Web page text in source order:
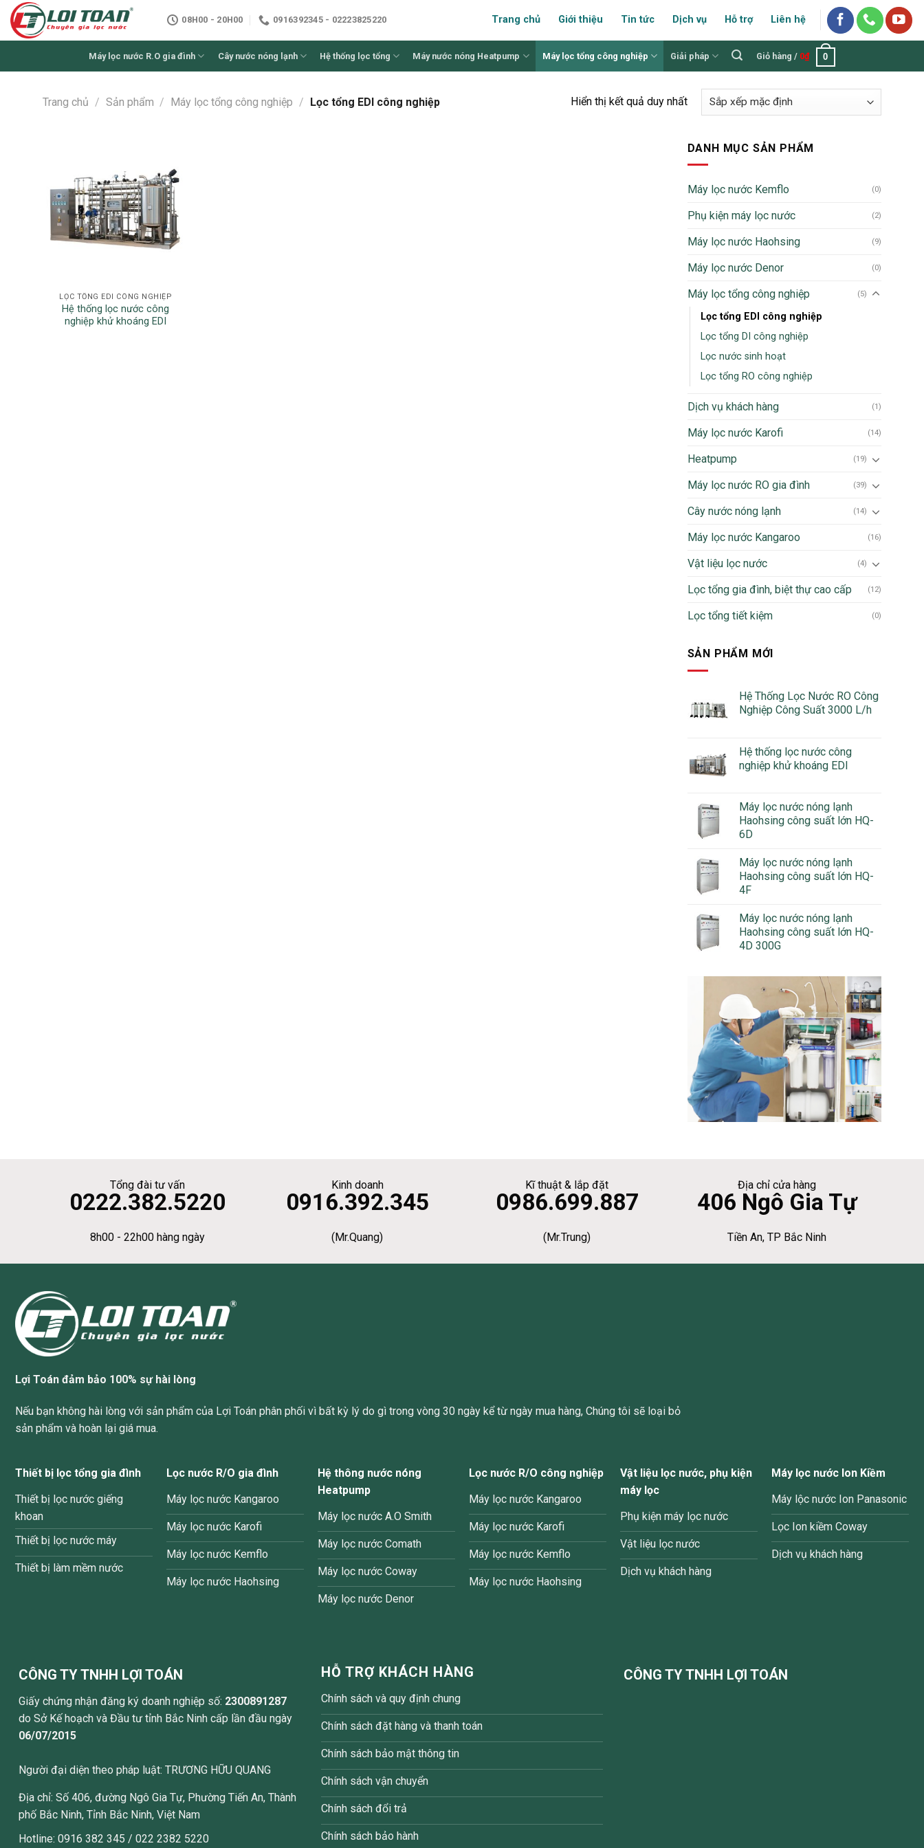
Skip
content
08H00 - 20H00 0916392345 - 02223825220 Trang chủ Giới thiệu Tin tức Dịch vụ Hỗ trợ Liên hệ
Máy lọc nước R.O gia đình Cây nước nóng lạnh Hệ thống lọc tổng Máy nước nóng Heatpump Máy lọc tổng công nghiệp Giải pháp Giỏ hàng / 0₫ 0
Trang chủ / Sản phẩm / Máy lọc tổng công nghiệp / Lọc tổng EDI công nghiệp Hiển thị kết quả duy nhất
LỌC TỔNG EDI CÔNG NGHIỆP
Hệ thống lọc nước công
nghiệp khử khoáng EDI
DANH MỤC SẢN PHẨM
Máy lọc nước Kemflo (0)
Phụ kiện máy lọc nước (2)
Máy lọc nước Haohsing (9)
Máy lọc nước Denor (0)
Máy lọc tổng công nghiệp (5)
Lọc tổng EDI công nghiệp
Lọc tổng DI công nghiệp
Lọc nước sinh hoạt
Lọc tổng RO công nghiệp
Dịch vụ khách hàng (1)
Máy lọc nước Karofi (14)
Heatpump (19)
Máy lọc nước RO gia đình (39)
Cây nước nóng lạnh (14)
Máy lọc nước Kangaroo (16)
Vật liệu lọc nước (4)
Lọc tổng gia đình, biệt thự cao cấp (12)
Lọc tổng tiết kiệm (0)
SẢN PHẨM MỚI
Hệ Thống Lọc Nước RO Công
Nghiệp Công Suất 3000 L/h
Hệ thống lọc nước công
nghiệp khử khoáng EDI
Máy lọc nước nóng lạnh
Haohsing công suất lớn HQ-
6D
Máy lọc nước nóng lạnh
Haohsing công suất lớn HQ-
4F
Máy lọc nước nóng lạnh
Haohsing công suất lớn HQ-
4D 300G
Tổng đài tư vấn
0222.382.5220
8h00 - 22h00 hàng ngày
Kinh doanh
0916.392.345
(Mr.Quang)
Kĩ thuật & lắp đặt
0986.699.887
(Mr.Trung)
Địa chỉ cửa hàng
406 Ngô Gia Tự
Tiền An, TP Bắc Ninh
Lợi Toán đảm bảo 100% sự hài lòng
Nếu bạn không hài lòng với sản phẩm của Lợi Toán phân phối vì bất kỳ lý do gì trong vòng 30 ngày kể từ ngày mua hàng, Chúng tôi sẽ loại bỏ
sản phẩm và hoàn lại giá mua.
Thiết bị lọc tổng gia đình
Thiết bị lọc nước giếng
khoan
Thiết bị lọc nước máy
Thiết bị làm mềm nước
Lọc nước R/O gia đình
Máy lọc nước Kangaroo
Máy lọc nước Karofi
Máy lọc nước Kemflo
Máy lọc nước Haohsing
Hệ thông nước nóng
Heatpump
Máy lọc nước A.O Smith
Máy lọc nước Comath
Máy lọc nước Coway
Máy lọc nước Denor
Lọc nước R/O công nghiệp
Máy lọc nước Kangaroo
Máy lọc nước Karofi
Máy lọc nước Kemflo
Máy lọc nước Haohsing
Vật liệu lọc nước, phụ kiện
máy lọc
Phụ kiện máy lọc nước
Vật liệu lọc nước
Dịch vụ khách hàng
Máy lọc nước Ion Kiềm
Máy lộc nước Ion Panasonic
Lọc Ion kiềm Coway
Dịch vụ khách hàng
CÔNG TY TNHH LỢI TOÁN
Giấy chứng nhận đăng ký doanh nghiệp số: 2300891287
do Sở Kế hoạch và Đầu tư tỉnh Bắc Ninh cấp lần đầu ngày
06/07/2015
Người đại diện theo pháp luật: TRƯƠNG HỮU QUANG
Địa chỉ: Số 406, đường Ngô Gia Tự, Phường Tiến An, Thành
phố Bắc Ninh, Tỉnh Bắc Ninh, Việt Nam
Hotline: 0916 382 345 / 022 2382 5220
HỖ TRỢ KHÁCH HÀNG
Chính sách và quy định chung
Chính sách đặt hàng và thanh toán
Chính sách bảo mật thông tin
Chính sách vận chuyển
Chính sách đổi trả
Chính sách bảo hành
CÔNG TY TNHH LỢI TOÁN